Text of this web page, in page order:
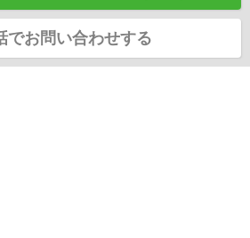
でお問い合わせする